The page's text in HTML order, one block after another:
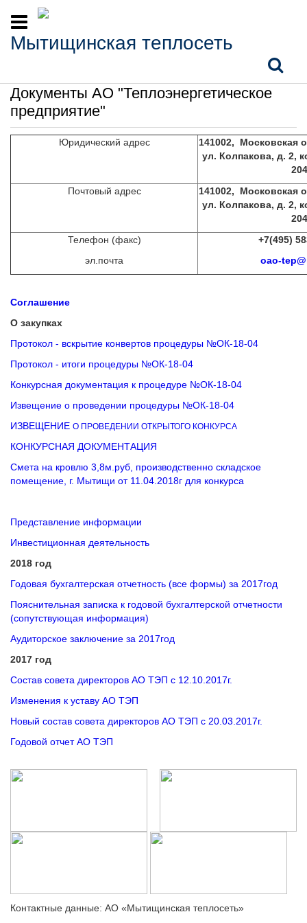
Мытищинская теплосеть
Документы АО "Теплоэнергетическое
предприятие"
Юридический адрес
141002, Московская
ул. Колпакова, д. 2,
204
Почтовый адрес
141002, Московская
ул. Колпакова, д. 2,
204
Телефон (факс)
эл.почта
+7(495)
oao-
Соглашение
О закупках
Протокол - вскрытие конвертов процедуры №ОК-18-04
Протокол - итоги процедуры №ОК-18-04
Конкурсная документация к процедуре №ОК-18-04
Извещение о проведении процедуры №ОК-18-04
ИЗВЕЩЕНИЕ О ПРОВЕДЕНИИ ОТКРЫТОГО КОНКУРСА
КОНКУРСНАЯ ДОКУМЕНТАЦИЯ
Смета на кровлю 3,8м.руб, производственно складское
помещение, г. Мытищи от 11.04.2018г для конкурса
Представление информации
Инвестиционная деятельность
2018 год
Годовая бухгалтерская отчетность (все формы) за 2017год
Пояснительная записка к годовой бухгалтерской отчетности
(сопутствующая информация)
Аудиторское заключение за 2017год
2017 год
Состав совета директоров АО ТЭП с 12.10.2017г.
Изменения к уставу АО ТЭП
Новый состав совета директоров АО ТЭП с 20.03.2017г.
Годовой отчет АО ТЭП
Контактные данные: АО «Мытищинская теплосеть»